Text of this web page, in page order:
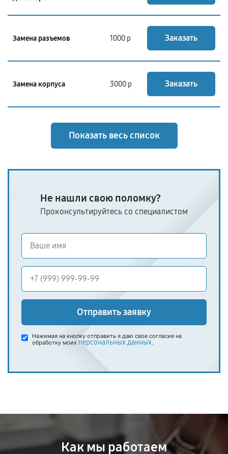
Замена разъемов 1000 р Заказать
Замена корпуса 3000 р Заказать
Показать весь список
Не нашли свою поломку?
Проконсультируйтесь со специалистом
Отправить заявку
Нажимая на кнопку отправить я даю свое согласие на
обработку моих персональных данных.
Как мы работаем